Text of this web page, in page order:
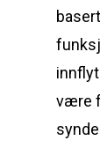
være